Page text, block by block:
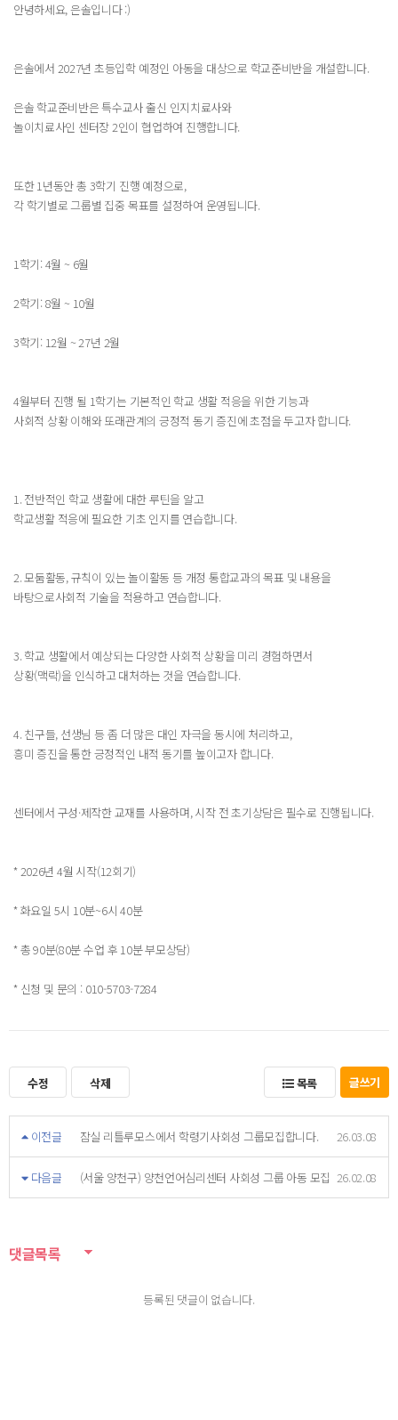
안녕하세요, 은솔입니다 :)
은솔에서 2027년 초등입학 예정인 아동을 대상으로 학교준비반을 개설합니다.
은솔 학교준비반은 특수교사 출신 인지치료사와
놀이치료사인 센터장 2인이 협업하여 진행합니다.
또한 1년동안 총 3학기 진행 예정으로,
각 학기별로 그룹별 집중 목표를 설정하여 운영됩니다.
1학기: 4월 ~ 6월
2학기: 8월 ~ 10월
3학기: 12월 ~ 27년 2월
4월부터 진행 될 1학기는 기본적인 학교 생활 적응을 위한 기능과
사회적 상황 이해와 또래관계의 긍정적 동기 증진에 초점을 두고자 합니다.
1. 전반적인 학교 생활에 대한 루틴을 알고
학교생활 적응에 필요한 기초 인지를 연습합니다.
2. 모둠활동, 규칙이 있는 놀이활동 등 개정 통합교과의 목표 및 내용을
바탕으로사회적 기술을 적용하고 연습합니다.
3. 학교 생활에서 예상되는 다양한 사회적 상황을 미리 경험하면서
상황(맥락)을 인식하고 대처하는 것을 연습합니다.
4. 친구들, 선생님 등 좀 더 많은 대인 자극을 동시에 처리하고,
흥미 증진을 통한 긍정적인 내적 동기를 높이고자 합니다.
센터에서 구성·제작한 교재를 사용하며, 시작 전 초기상담은 필수로 진행됩니다.
* 2026년 4월 시작(12회기)
* 화요일 5시 10분~6시 40분
* 총 90분(80분 수업 후 10분 부모상담)
* 신청 및 문의 : 010-5703-7284
수정 삭제 목록 글쓰기
이전글 잠실 리틀루모스에서 학령기사회성 그룹모집합니다. 26.03.08
다음글 (서울 양천구) 양천언어심리센터 사회성 그룹 아동 모집 26.02.08
댓글목록
등록된 댓글이 없습니다.